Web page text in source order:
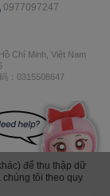
0977097247
Chí Minh, Việt Nam
：0315508647
để thu thập dữ
chúng tôi theo quy